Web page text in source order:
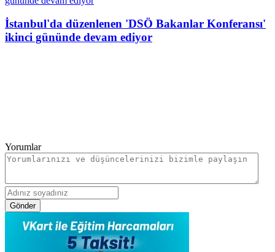
İstanbul'da düzenlenen 'DSÖ Bakanlar Konferansı'
ikinci gününde devam ediyor
Yorumlar
Gönder